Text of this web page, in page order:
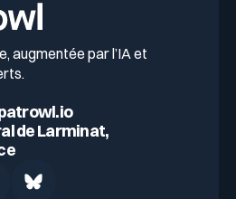
augmentée par l’IA et
de Larminat,